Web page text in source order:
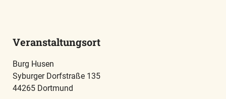
Veranstaltungsort
Burg Husen
Syburger Dorfstraße 135
44265 Dortmund